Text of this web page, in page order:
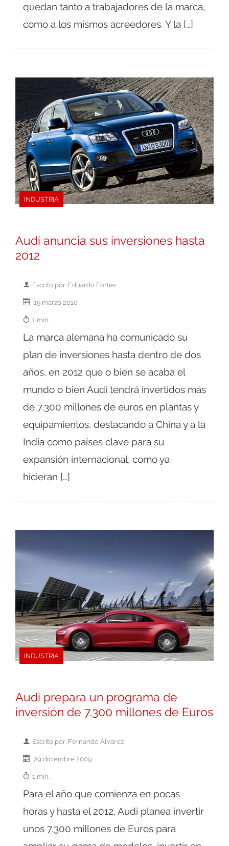
quedan tanto a trabajadores de la marca,
como a los mismos acreedores. Y la […]
INDUSTRIA
Audi anuncia sus inversiones hasta
2012
Escrito por: Eduardo Fortes
15 marzo 2010
1 min.
La marca alemana ha comunicado su
plan de inversiones hasta dentro de dos
años, en 2012 que o bien se acaba el
mundo o bien Audi tendrá invertidos más
de 7.300 millones de euros en plantas y
equipamientos, destacando a China y a la
India como países clave para su
expansión internacional, como ya
hicieran […]
INDUSTRIA
Audi prepara un programa de
inversión de 7.300 millones de Euros
Escrito por: Fernando Alvarez
29 diciembre 2009
1 min.
Para el año que comienza en pocas
horas y hasta el 2012, Audi planea invertir
unos 7.300 millones de Euros para